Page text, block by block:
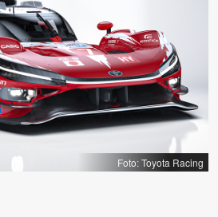
Foto: Toyota Racing